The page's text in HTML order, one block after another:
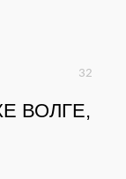
32
ВОЛГЕ,